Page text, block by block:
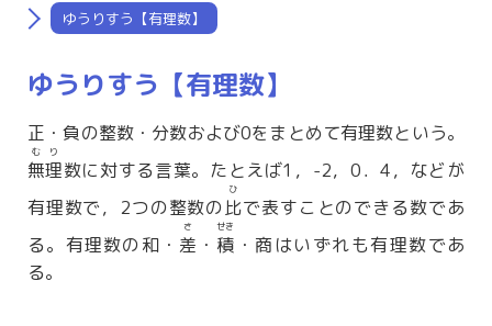
ゆうりすう【有理数】
ゆうりすう【有理数】
正・負の整数・分数および0をまとめて有理数という。
無理
むり
数に対する言葉。たとえば1，-2，0．4，などが
有理数で，2つの整数の比
ひ
で表すことのできる数であ
る。有理数の和・ 差
さ
・ 積
せき
・商はいずれも有理数であ
る。